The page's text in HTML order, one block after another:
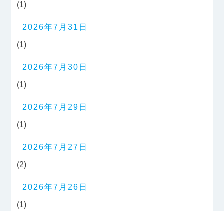
(1)
2026年7月31日
(1)
2026年7月30日
(1)
2026年7月29日
(1)
2026年7月27日
(2)
2026年7月26日
(1)